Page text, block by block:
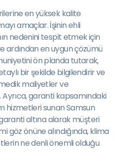
en yüksek kalite
amaçlar. İşinin ehli
nedenini tespit etmek için
ardından en uygun çözümü
ön planda tutarak,
bir şekilde bilgilendirir ve
maliyetler ve
Ayrıca, garanti kapsamındaki
hizmetleri sunan Samsun
altına alarak müşteri
göz önüne alındığında, klima
ne denli önemli olduğu